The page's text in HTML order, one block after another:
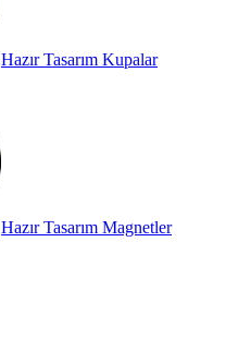
Hazır Tasarım Kupalar
Hazır Tasarım Magnetler